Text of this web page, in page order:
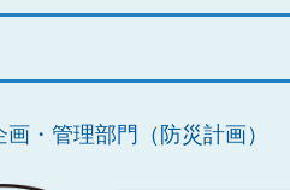
画・管理部門（防災計画）